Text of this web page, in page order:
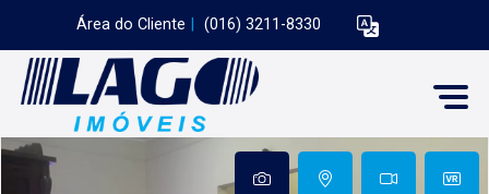
Área do Cliente (016) 3211-8330